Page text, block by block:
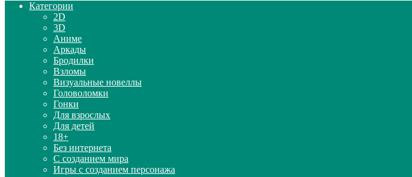
Категории
2D
3D
Аниме
Аркады
Бродилки
Взломы
Визуальные новеллы
Головоломки
Гонки
Для взрослых
Для детей
18+
Без интернета
С созданием мира
Игры с созданием персонажа